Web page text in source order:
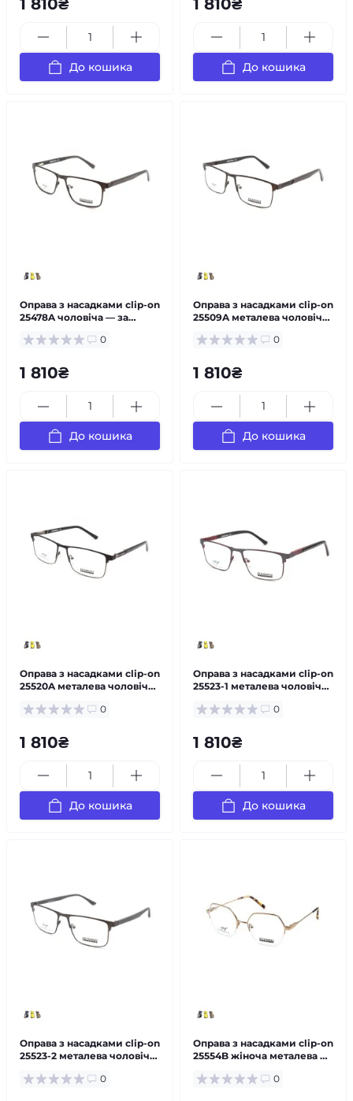
До кошика До кошика
Оправа з насадками clip-on
25478A чоловіча — за
0
1 810₴
До кошика
Оправа з насадками clip-on
25509A металева чоловіча
0
1 810₴
До кошика
Оправа з насадками clip-on
25520A металева чоловіча
0
1 810₴
До кошика
Оправа з насадками clip-on
25523-1 металева чоловіча
0
1 810₴
До кошика
Оправа з насадками clip-on
25523-2 металева чоловіча
0
Оправа з насадками clip-on
25554B жіноча металева —
0